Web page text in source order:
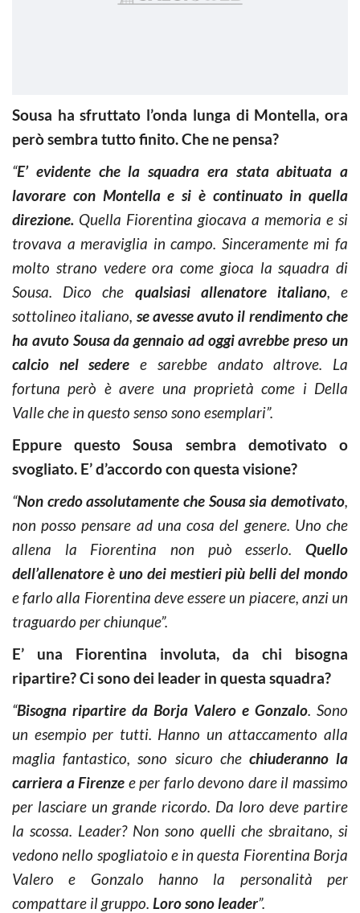
Sousa ha sfruttato l’onda lunga di Montella, ora
però sembra tutto finito. Che ne pensa?
“E’ evidente che la squadra era stata abituata a
lavorare con Montella e si è continuato in quella
direzione. Quella Fiorentina giocava a memoria e si
trovava a meraviglia in campo. Sinceramente mi fa
molto strano vedere ora come gioca la squadra di
Sousa. Dico che qualsiasi allenatore italiano, e
sottolineo italiano, se avesse avuto il rendimento che
ha avuto Sousa da gennaio ad oggi avrebbe preso un
calcio nel sedere e sarebbe andato altrove. La
fortuna però è avere una proprietà come i Della
Valle che in questo senso sono esemplari”.
Eppure questo Sousa sembra demotivato o
svogliato. E’ d’accordo con questa visione?
“Non credo assolutamente che Sousa sia demotivato,
non posso pensare ad una cosa del genere. Uno che
allena la Fiorentina non può esserlo. Quello
dell’allenatore è uno dei mestieri più belli del mondo
e farlo alla Fiorentina deve essere un piacere, anzi un
traguardo per chiunque”.
E’ una Fiorentina involuta, da chi bisogna
ripartire? Ci sono dei leader in questa squadra?
“Bisogna ripartire da Borja Valero e Gonzalo. Sono
un esempio per tutti. Hanno un attaccamento alla
maglia fantastico, sono sicuro che chiuderanno la
carriera a Firenze e per farlo devono dare il massimo
per lasciare un grande ricordo. Da loro deve partire
la scossa. Leader? Non sono quelli che sbraitano, si
vedono nello spogliatoio e in questa Fiorentina Borja
Valero e Gonzalo hanno la personalità per
compattare il gruppo. Loro sono leader”.